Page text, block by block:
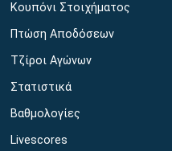
Κουπόνι Στοιχήματος
Πτώση Αποδόσεων
Τζίροι Αγώνων
Στατιστικά
Βαθμολογίες
Livescores